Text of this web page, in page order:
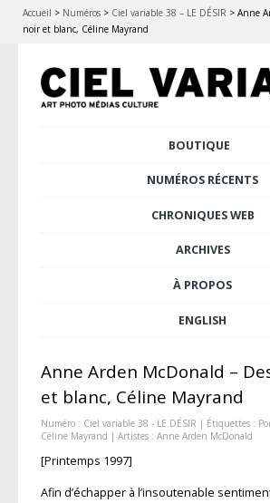
Accueil > Numéros > Ciel variable 38 – LE DÉSIR > Anne
noir et blanc, Céline Mayrand
BOUTIQUE
NUMÉROS RÉCENTS
CHRONIQUES WEB
ARCHIVES
À PROPOS
ENGLISH
Anne Arden McDonald –
et blanc, Céline Mayrand
Numéro : Ciel variable 38 - LE DÉSIR | Étiquettes :
Céline Mayrand | Artistes : Anne Arden McDonald
[Printemps 1997]
Afin d’échapper à l’insoutenable